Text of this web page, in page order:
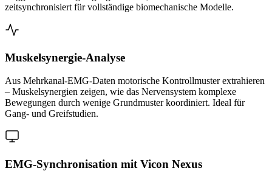
zeitsynchronisiert für vollständige biomechanische Modelle.
Muskelsynergie-Analyse
Aus Mehrkanal-EMG-Daten motorische Kontrollmuster extrahieren
– Muskelsynergien zeigen, wie das Nervensystem komplexe
Bewegungen durch wenige Grundmuster koordiniert. Ideal für
Gang- und Greifstudien.
EMG-Synchronisation mit Vicon Nexus